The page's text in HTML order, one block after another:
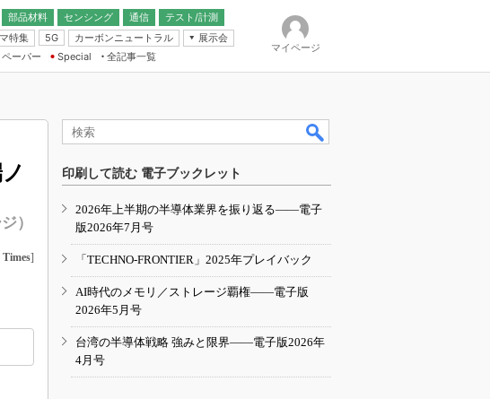
部品材料 センシング
通信
テスト/計測
特集
5G カーボンニュートラル
展示会
IoT・エッジコンピューティング
EXPO
TECHNO-FRONTIER
人とくるま展
ーパー
Special
全記事一覧
マイページ
）
Times]
印刷して読む 電子ブックレット
2026年上半期の半導体業界を振り返る――電子
版2026年7月号
「TECHNO-FRONTIER」2025年プレイバック
AI時代のメモリ／ストレージ覇権――電子版
2026年5月号
台湾の半導体戦略 強みと限界――電子版2026年
4月号